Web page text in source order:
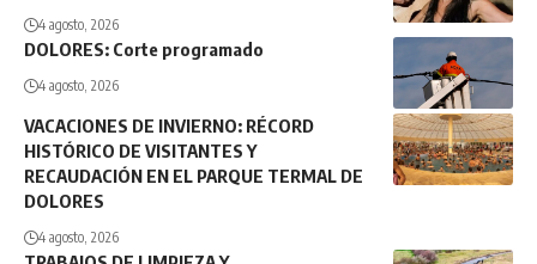
4 agosto, 2026
DOLORES: Corte programado
4 agosto, 2026
VACACIONES DE INVIERNO: RÉCORD
HISTÓRICO DE VISITANTES Y
RECAUDACIÓN EN EL PARQUE TERMAL DE
DOLORES
4 agosto, 2026